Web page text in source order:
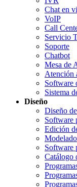
Chat en
VoIP
Call
Servicio
Soporte
Chatbot
Mesa de
Atención
Software
Sistema
Diseño
Diseño
Software
Edición
Software
Catálogo